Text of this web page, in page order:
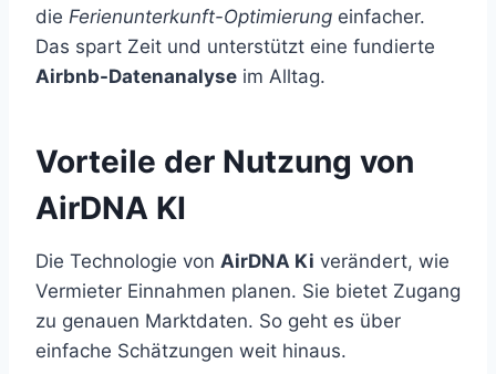
die Ferienunterkunft-Optimierung einfacher.
Das spart Zeit und unterstützt eine fundierte
Airbnb-Datenanalyse im Alltag.
Vorteile der Nutzung von
AirDNA KI
Die Technologie von AirDNA Ki verändert, wie
Vermieter Einnahmen planen. Sie bietet Zugang
zu genauen Marktdaten. So geht es über
einfache Schätzungen weit hinaus.